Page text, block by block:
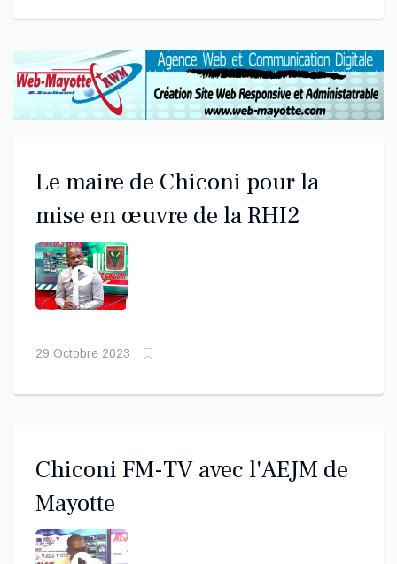
Le maire de Chiconi pour la
mise en œuvre de la RHI2
29 Octobre 2023
Chiconi FM-TV avec l'AEJM de
Mayotte